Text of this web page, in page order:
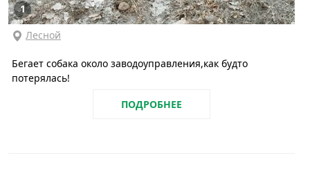
1
Лесной
Бегает собака около заводоуправления,как будто
потерялась!
ПОДРОБНЕЕ